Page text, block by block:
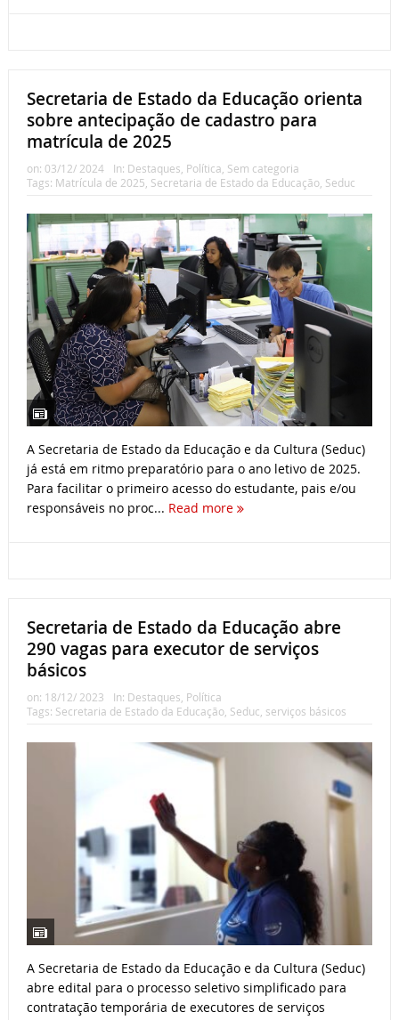
Secretaria de Estado da Educação orienta
sobre antecipação de cadastro para
matrícula de 2025
on: 03/12/ 2024 In: Destaques Política Sem categoria
Tags: Matrícula de 2025 Secretaria de Estado da Educação, Seduc
A Secretaria de Estado da Educação e da Cultura (Seduc)
já está em ritmo preparatório para o ano letivo de 2025.
Para facilitar o primeiro acesso do estudante, pais e/ou
responsáveis no proc... Read more
Secretaria de Estado da Educação abre
290 vagas para executor de serviços
básicos
on: 18/12/ 2023 In: Destaques Política
Tags: Secretaria de Estado da Educação, Seduc serviços básicos
A Secretaria de Estado da Educação e da Cultura (Seduc)
abre edital para o processo seletivo simplificado para
contratação temporária de executores de serviços